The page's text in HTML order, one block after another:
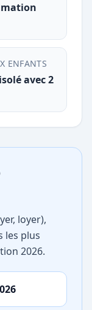
ENFANTS
avec 2
loyer),
les plus
2026.